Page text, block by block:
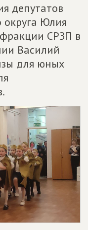
депутатов
округа Юлия
СРЗП в
Василий
для юных